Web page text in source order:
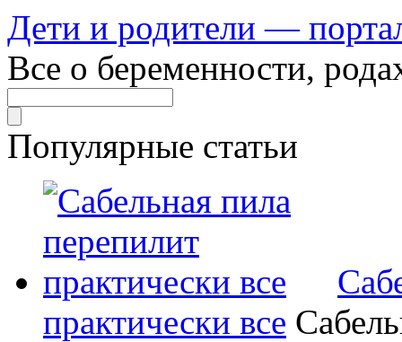
Дети и родители —
Все о беременности,
Популярные статьи
практически все